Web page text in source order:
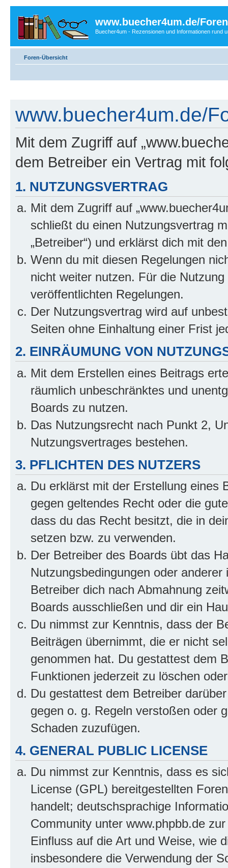
www.buecher4um.de/Foren
Buecher4um - Rezensionen und Informationen rund
Foren-Übersicht
www.buecher4um.de/
Mit dem Zugriff auf
dem Betreiber ein Vertrag mit
1. NUTZUNGSVERTRAG
Mit dem Zugriff auf
schließt du einen Nutzungsvertrag
„Betreiber“) und erklärst dich mit
Wenn du mit diesen Regelungen
nicht weiter nutzen. Für die
veröffentlichten Regelungen.
Der Nutzungsvertrag wird auf
Seiten ohne Einhaltung einer Frist
2. EINRÄUMUNG VON
Mit dem Erstellen eines Beitrags
räumlich unbeschränktes und
Boards zu nutzen.
Das Nutzungsrecht nach Punkt 2,
Nutzungsvertrages bestehen.
3. PFLICHTEN DES NUTZERS
Du erklärst mit der Erstellung eines
gegen geltendes Recht oder die
dass du das Recht besitzt, die in
setzen bzw. zu verwenden.
Der Betreiber des Boards übt das
Nutzungsbedingungen oder
Betreiber dich nach Abmahnung
Boards ausschließen und dir ein
Du nimmst zur Kenntnis, dass der
Beiträgen übernimmt, die er nicht
genommen hat. Du gestattest dem
Funktionen jederzeit zu löschen
Du gestattest dem Betreiber
gegen o. g. Regeln verstoßen oder
Schaden zuzufügen.
4. GENERAL PUBLIC LICENSE
Du nimmst zur Kenntnis, dass es
License (GPL) bereitgestellten
handelt; deutschsprachige
Community unter www.phpbb.de
Einfluss auf die Art und Weise, wie
insbesondere die Verwendung der